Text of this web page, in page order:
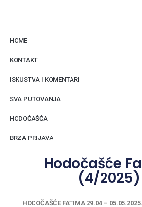
HOME
KONTAKT
ISKUSTVA I KOMENTARI
SVA PUTOVANJA
HODOČAŠĆA
BRZA PRIJAVA
Hodočašće
(4/2025)
HODOČAŠĆE FATIMA 29.04 – 05.05.2025.